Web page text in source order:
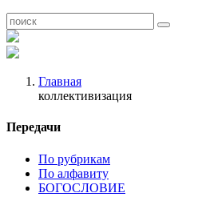
Главная
коллективизация
Передачи
По рубрикам
По алфавиту
БОГОСЛОВИЕ